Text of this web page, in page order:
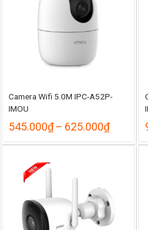
Camera Wifi 5.0M IPC-A52P-
IMOU
545.000₫– 625.000₫Khoảng
từ